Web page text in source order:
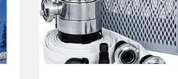
GUMMI
SCHMIERMITTEL
FÜR
KLEMP…